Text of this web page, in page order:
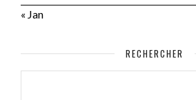
« Jan
RECHERCHER